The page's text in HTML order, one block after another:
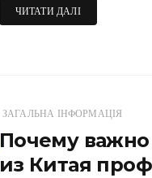
ЧИТАТИ ДАЛІ
ЗАГАЛЬНА ІНФОРМАЦІЯ
Почему важно
из Китая